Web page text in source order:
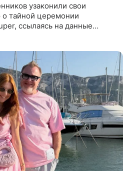
узаконили свои
тайной церемонии
ссылаясь на данные